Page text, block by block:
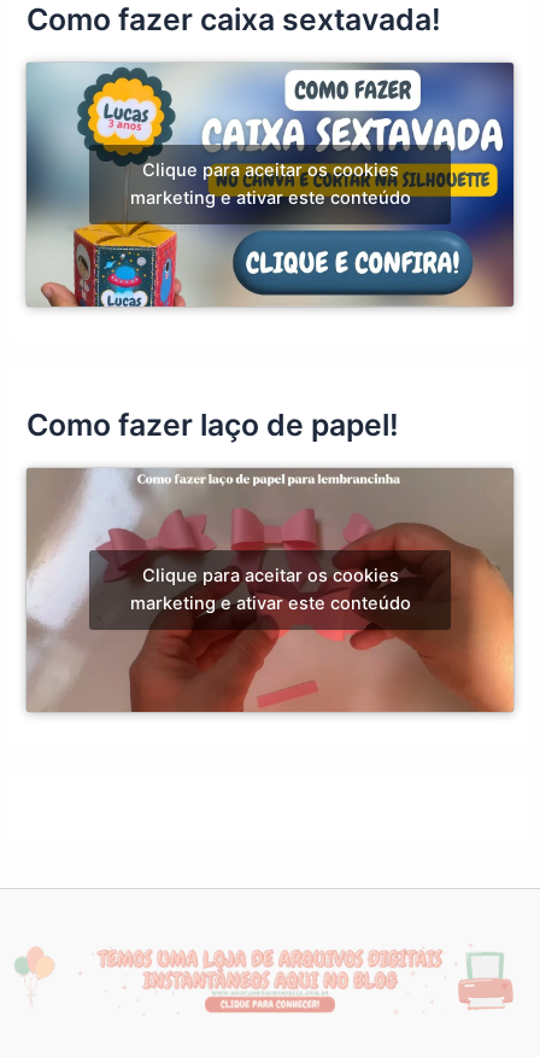
Como fazer caixa sextavada!
Clique para aceitar os cookies
marketing e ativar este conteúdo
Como fazer laço de papel!
Clique para aceitar os cookies
marketing e ativar este conteúdo